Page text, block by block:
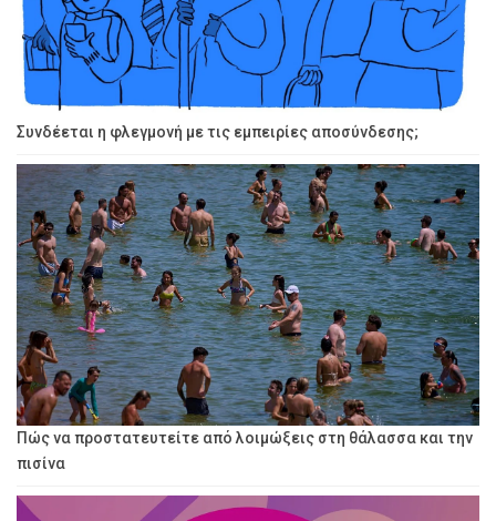
Συνδέεται η φλεγμονή με τις εμπειρίες αποσύνδεσης;
Πώς να προστατευτείτε από λοιμώξεις στη θάλασσα και την
πισίνα